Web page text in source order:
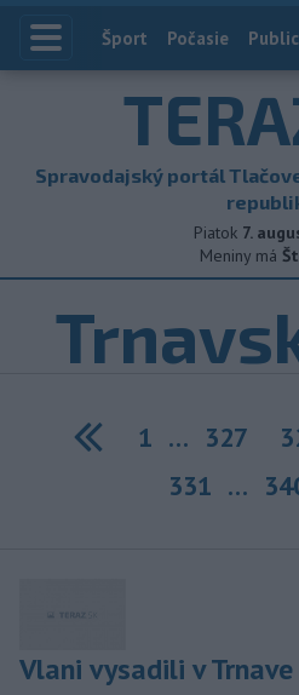
Index
Šport Počasie
Spravodajský portál
Piatok 7.
Meniny má
Previous
1 … 327
331 …
Vlani vysadili v